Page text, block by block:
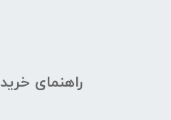
راهنمای خرید